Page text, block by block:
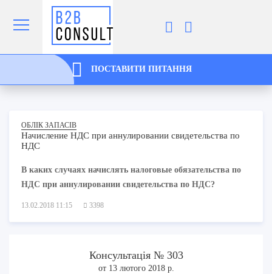
ПОСТАВИТИ ПИТАННЯ
ОБЛІК ЗАПАСІВ
Начисление НДС при аннулировании свидетельства по
НДС
В каких случаях начислять налоговые обязательства по
НДС при аннулировании свидетельства по НДС?
13.02.2018 11:15 3398
Консультація № 303
от 13 лютого 2018 р.